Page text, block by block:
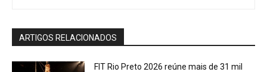
ARTIGOS RELACIONADOS
FIT Rio Preto 2026 reúne mais de 31 mil